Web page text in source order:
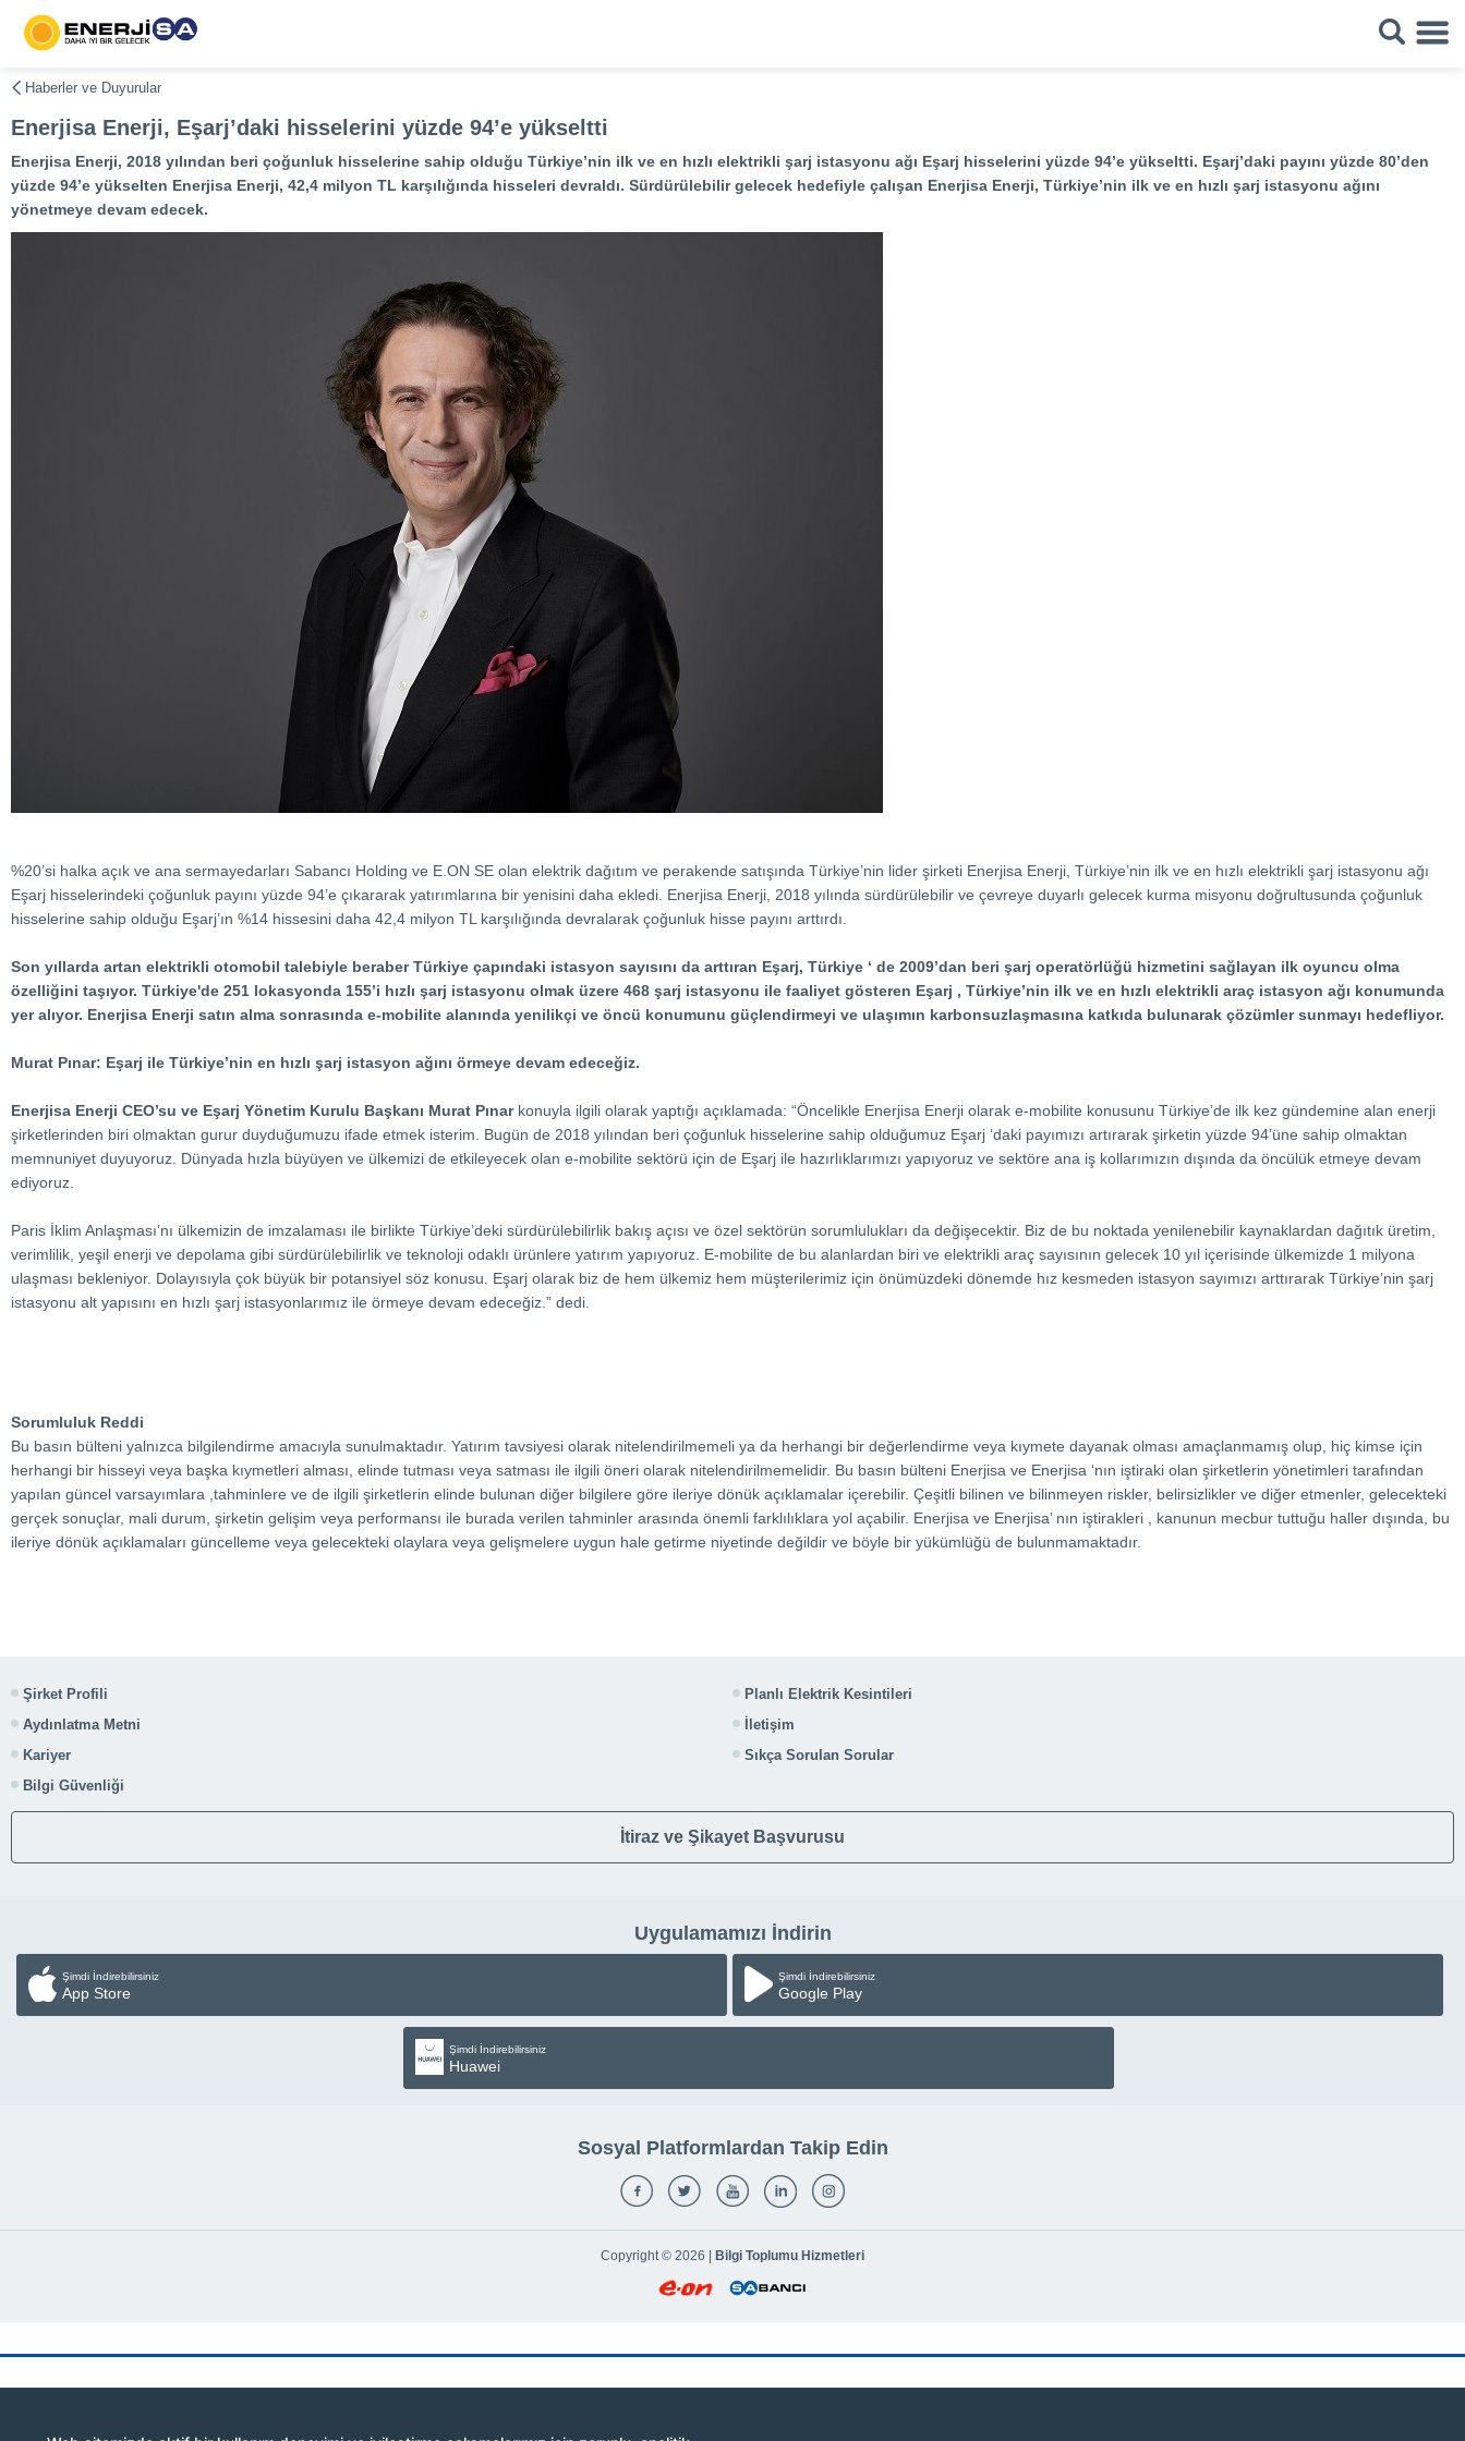
Haberler ve Duyurular
Enerjisa Enerji, Eşarj’daki hisselerini yüzde 94’e yükseltti
Enerjisa Enerji, 2018 yılından beri çoğunluk hisselerine sahip olduğu Türkiye’nin ilk ve en hızlı elektrikli şarj istasyonu ağı Eşarj hisselerini yüzde 94’e yükseltti. Eşarj’daki payını yüzde 80’den
yüzde 94’e yükselten Enerjisa Enerji, 42,4 milyon TL karşılığında hisseleri devraldı. Sürdürülebilir gelecek hedefiyle çalışan Enerjisa Enerji, Türkiye’nin ilk ve en hızlı şarj istasyonu ağını
yönetmeye devam edecek.
%20’si halka açık ve ana sermayedarları Sabancı Holding ve E.ON SE olan elektrik dağıtım ve perakende satışında Türkiye’nin lider şirketi Enerjisa Enerji, Türkiye’nin ilk ve en hızlı elektrikli şarj istasyonu ağı
Eşarj hisselerindeki çoğunluk payını yüzde 94’e çıkararak yatırımlarına bir yenisini daha ekledi. Enerjisa Enerji, 2018 yılında sürdürülebilir ve çevreye duyarlı gelecek kurma misyonu doğrultusunda çoğunluk
hisselerine sahip olduğu Eşarj’ın %14 hissesini daha 42,4 milyon TL karşılığında devralarak çoğunluk hisse payını arttırdı.
Son yıllarda artan elektrikli otomobil talebiyle beraber Türkiye çapındaki istasyon sayısını da arttıran Eşarj, Türkiye ‘ de 2009’dan beri şarj operatörlüğü hizmetini sağlayan ilk oyuncu olma
özelliğini taşıyor. Türkiye'de 251 lokasyonda 155’i hızlı şarj istasyonu olmak üzere 468 şarj istasyonu ile faaliyet gösteren Eşarj , Türkiye’nin ilk ve en hızlı elektrikli araç istasyon ağı konumunda
yer alıyor. Enerjisa Enerji satın alma sonrasında e-mobilite alanında yenilikçi ve öncü konumunu güçlendirmeyi ve ulaşımın karbonsuzlaşmasına katkıda bulunarak çözümler sunmayı hedefliyor.
Murat Pınar: Eşarj ile Türkiye’nin en hızlı şarj istasyon ağını örmeye devam edeceğiz.
Enerjisa Enerji CEO’su ve Eşarj Yönetim Kurulu Başkanı Murat Pınarkonuyla ilgili olarak yaptığı açıklamada: “Öncelikle Enerjisa Enerji olarak e-mobilite konusunu Türkiye’de ilk kez gündemine alan enerji
şirketlerinden biri olmaktan gurur duyduğumuzu ifade etmek isterim. Bugün de 2018 yılından beri çoğunluk hisselerine sahip olduğumuz Eşarj ‘daki payımızı artırarak şirketin yüzde 94’üne sahip olmaktan
memnuniyet duyuyoruz. Dünyada hızla büyüyen ve ülkemizi de etkileyecek olan e-mobilite sektörü için de Eşarj ile hazırlıklarımızı yapıyoruz ve sektöre ana iş kollarımızın dışında da öncülük etmeye devam
ediyoruz.
Paris İklim Anlaşması’nı ülkemizin de imzalaması ile birlikte Türkiye’deki sürdürülebilirlik bakış açısı ve özel sektörün sorumlulukları da değişecektir. Biz de bu noktada yenilenebilir kaynaklardan dağıtık üretim,
verimlilik, yeşil enerji ve depolama gibi sürdürülebilirlik ve teknoloji odaklı ürünlere yatırım yapıyoruz. E-mobilite de bu alanlardan biri ve elektrikli araç sayısının gelecek 10 yıl içerisinde ülkemizde 1 milyona
ulaşması bekleniyor. Dolayısıyla çok büyük bir potansiyel söz konusu. Eşarj olarak biz de hem ülkemiz hem müşterilerimiz için önümüzdeki dönemde hız kesmeden istasyon sayımızı arttırarak Türkiye’nin şarj
istasyonu alt yapısını en hızlı şarj istasyonlarımız ile örmeye devam edeceğiz.” dedi.
Sorumluluk Reddi
Bu basın bülteni yalnızca bilgilendirme amacıyla sunulmaktadır. Yatırım tavsiyesi olarak nitelendirilmemeli ya da herhangi bir değerlendirme veya kıymete dayanak olması amaçlanmamış olup, hiç kimse için
herhangi bir hisseyi veya başka kıymetleri alması, elinde tutması veya satması ile ilgili öneri olarak nitelendirilmemelidir. Bu basın bülteni Enerjisa ve Enerjisa ‘nın iştiraki olan şirketlerin yönetimleri tarafından
yapılan güncel varsayımlara ,tahminlere ve de ilgili şirketlerin elinde bulunan diğer bilgilere göre ileriye dönük açıklamalar içerebilir. Çeşitli bilinen ve bilinmeyen riskler, belirsizlikler ve diğer etmenler, gelecekteki
gerçek sonuçlar, mali durum, şirketin gelişim veya performansı ile burada verilen tahminler arasında önemli farklılıklara yol açabilir. Enerjisa ve Enerjisa’ nın iştirakleri , kanunun mecbur tuttuğu haller dışında, bu
ileriye dönük açıklamaları güncelleme veya gelecekteki olaylara veya gelişmelere uygun hale getirme niyetinde değildir ve böyle bir yükümlüğü de bulunmamaktadır.
Şirket Profili
Planlı Elektrik Kesintileri
Aydınlatma Metni
İletişim
Kariyer
Sıkça Sorulan Sorular
Bilgi Güvenliği
İtiraz ve Şikayet Başvurusu
Uygulamamızı İndirin
Şimdi İndirebilirsiniz
App Store
Şimdi İndirebilirsiniz
Google Play
Şimdi İndirebilirsiniz
Huawei
Sosyal Platformlardan Takip Edin
Copyright © 2026 | Bilgi Toplumu Hizmetleri